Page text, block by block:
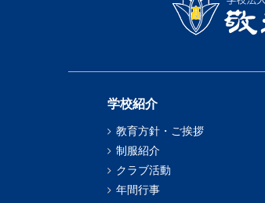
学校紹介
教育方針・ご挨拶
制服紹介
クラブ活動
年間行事